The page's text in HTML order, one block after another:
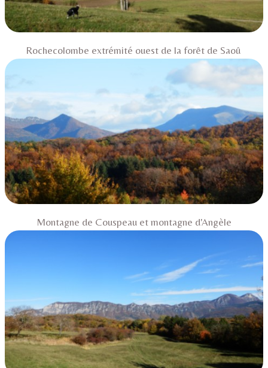
Rochecolombe extrémité ouest de la forêt de Saoû
Montagne de Couspeau et montagne d'Angèle